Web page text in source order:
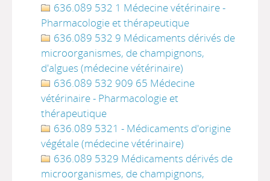
636.089 532 1 Médecine vétérinaire -
Pharmacologie et thérapeutique
636.089 532 9 Médicaments dérivés de
microorganismes, de champignons,
d'algues (médecine vétérinaire)
636.089 532 909 65 Médecine
vétérinaire - Pharmacologie et
thérapeutique
636.089 5321 - Médicaments d'origine
végétale (médecine vétérinaire)
636.089 5329 Médicaments dérivés de
microorganismes, de champignons,